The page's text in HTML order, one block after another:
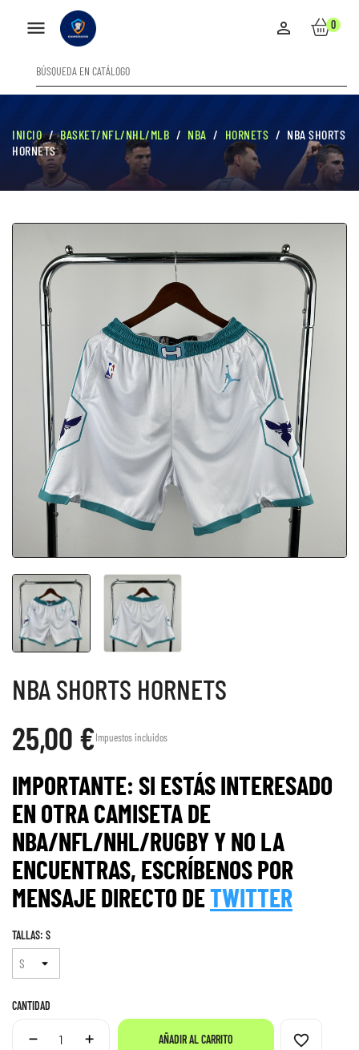
 0

INICIO BASKET/NFL/NHL/MLB NBA HORNETS
NBA SHORTS
HORNETS
NBA SHORTS HORNETS
25,00 €Impuestos incluidos
IMPORTANTE: SI ESTÁS INTERESADO
EN OTRA CAMISETA DE
NBA/NFL/NHL/RUGBY Y NO LA
ENCUENTRAS, ESCRÍBENOS POR
MENSAJEDIRECTO DETWITTER
TALLAS: S
CANTIDAD
AÑADIR AL CARRITO favorite_border